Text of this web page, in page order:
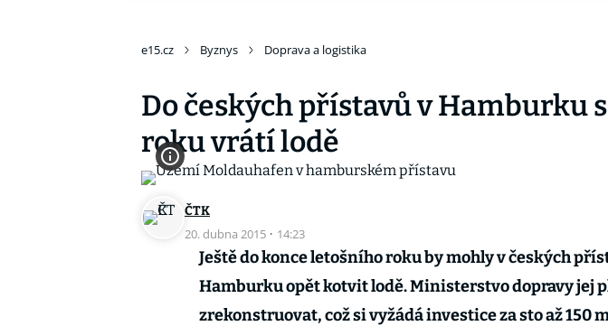
e15.cz Byznys Doprava a logistika
Do českých přístavů v Hamburku
roku vrátí lodě
ČTK
20. dubna 2015 · 14:23
Ještě do konce letošního roku by mohly v českých
Hamburku opět kotvit lodě. Ministerstvo dopravy jej
zrekonstruovat, což si vyžádá investice za sto až 150